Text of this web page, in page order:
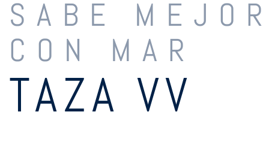
SABE
CON MAR
TAZA VV